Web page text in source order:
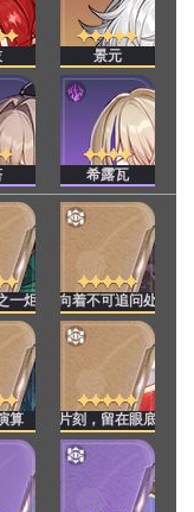
景元
希露瓦
一炬 向着不可追问处
算 片刻，留在眼底